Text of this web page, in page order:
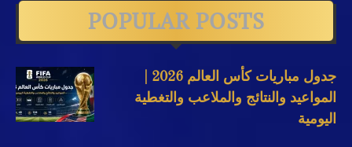
POPULAR POSTS
المواعيد والنتائج والملاعب والتغطية
اليومية